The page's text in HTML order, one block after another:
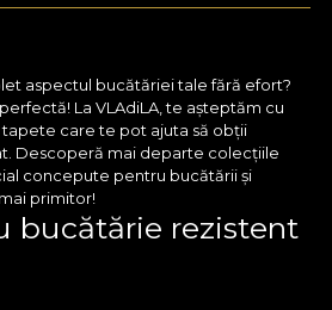
aspectul bucătăriei tale fără efort?
La VLAdiLA, te așteptăm cu
care te pot ajuta să obții
Descoperă mai departe colecțiile
concepute pentru bucătării și
primitor!
bucătărie rezistent